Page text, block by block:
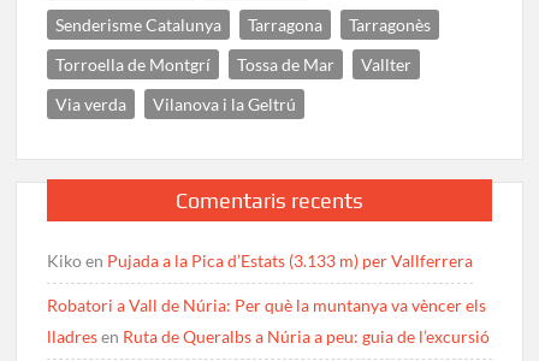
Senderisme Catalunya
Tarragona
Tarragonès
Torroella de Montgrí
Tossa de Mar
Vallter
Via verda
Vilanova i la Geltrú
Comentaris recents
Kikoen Pujada a la Pica d’Estats (3.133 m) per Vallferrera
Robatori a Vall de Núria: Per què la muntanya va vèncer els
lladresen Ruta de Queralbs a Núria a peu: guia de l’excursió